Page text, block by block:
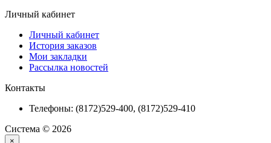
Личный кабинет
Личный кабинет
История заказов
Мои закладки
Рассылка новостей
Контакты
Телефоны: (8172)529-400, (8172)529-410
Система © 2026
×